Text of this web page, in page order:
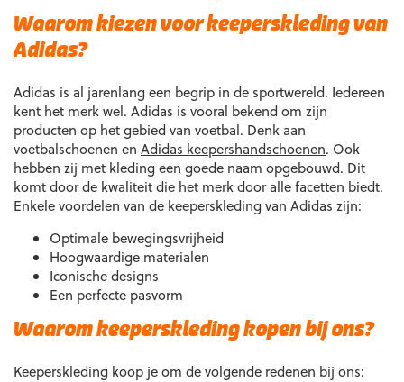
Waarom kiezen voor keeperskleding van
Adidas?
Adidas is al jarenlang een begrip in de sportwereld. Iedereen
kent het merk wel. Adidas is vooral bekend om zijn
producten op het gebied van voetbal. Denk aan
voetbalschoenen en Adidas keepershandschoenen. Ook
hebben zij met kleding een goede naam opgebouwd. Dit
komt door de kwaliteit die het merk door alle facetten biedt.
Enkele voordelen van de keeperskleding van Adidas zijn:
Optimale bewegingsvrijheid
Hoogwaardige materialen
Iconische designs
Een perfecte pasvorm
Waarom keeperskleding kopen bij ons?
Keeperskleding koop je om de volgende redenen bij ons: